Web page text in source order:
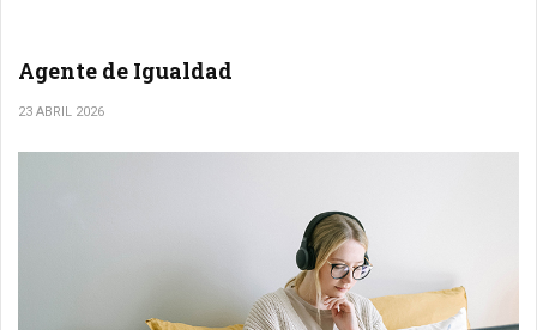
Agente de Igualdad
23 ABRIL 2026